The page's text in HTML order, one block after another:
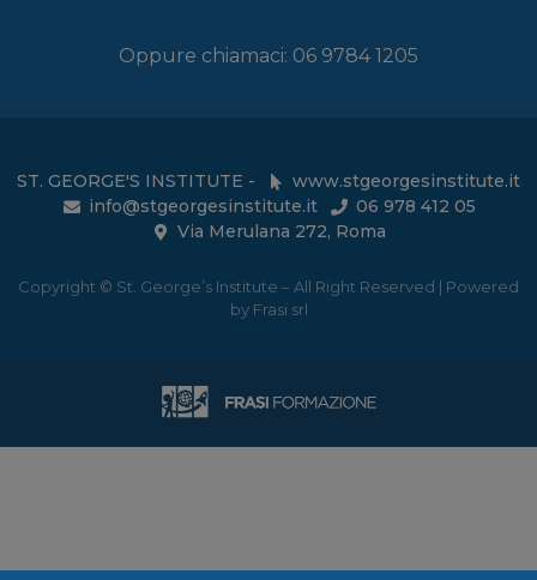
Oppure chiamaci: 06 9784 1205
ST. GEORGE'S INSTITUTE -
www.stgeorgesinstitute.it
info@stgeorgesinstitute.it
06 978 412 05
Via Merulana 272, Roma
Copyright © St. George’s Institute – All Right Reserved | Powered
by Frasi srl